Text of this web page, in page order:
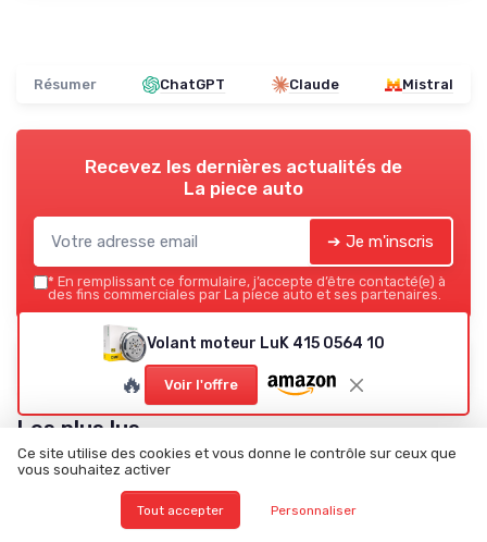
Résumer ChatGPT Claude Mistral
Recevez les dernières actualités de
La piece auto
➔ Je m'inscris
* En remplissant ce formulaire, j’accepte d’être contacté(e) à
des fins commerciales par La piece auto et ses partenaires.
La piece auto
Ajoutez-nous à vos sources préférées sur Google
Les plus lus
Volant moteur LuK 415 0564 10
🔥 Voir l'offre
Ce site utilise des cookies et vous donne le contrôle sur ceux que
vous souhaitez activer
Tout accepter Personnaliser